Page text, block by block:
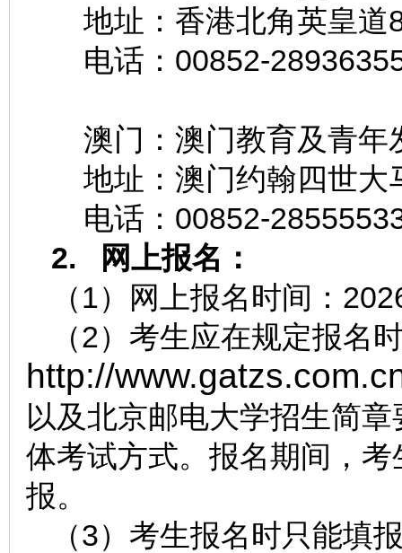
地址：香港北角英皇道
电话：00852-
澳门：澳门教育
地址：澳门约翰四世大
电话：00852-
2.
网上报名：
（1）网上报名时间：
（2）考生应在规定报名
http://
以及北京邮电大学招生简
体考试方式。报名期间，
报。
（3）考生报名时只能填